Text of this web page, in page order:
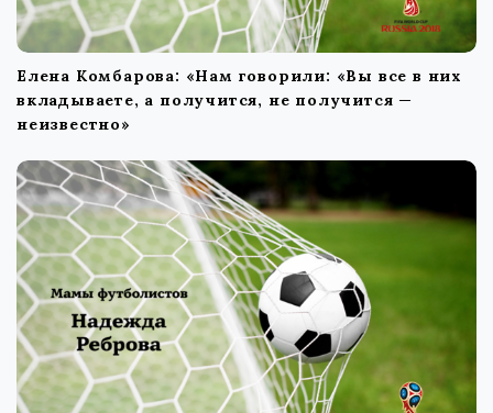
Елена Комбарова: «Нам говорили: «Вы все в них
вкладываете, а получится, не получится —
неизвестно»